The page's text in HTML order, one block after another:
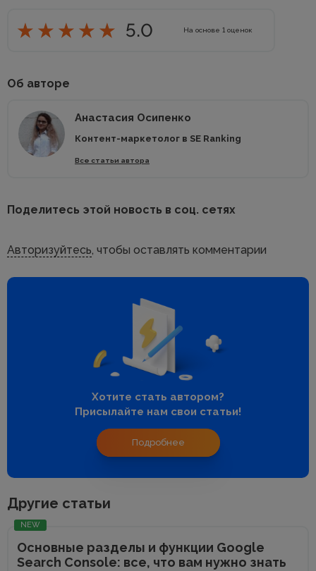
5.0 На основе 1 оценок
Об авторе
Анастасия Осипенко
Контент-маркетолог в SE Ranking
Все статьи автора
Поделитесь этой новость в соц. сетях
Авторизуйтесь, чтобы оставлять комментарии
Хотите стать автором?
Присылайте нам свои статьи!
Подробнее
Другие статьи
NEW
Основные разделы и функции Google
Search Console: все, что вам нужно знать